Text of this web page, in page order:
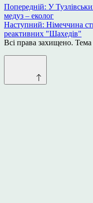
Навігація
записів
Попередній: У
медуз – еколог
Наступний: Німеччина
реактивних "Шахедів"
Всі права захищено.